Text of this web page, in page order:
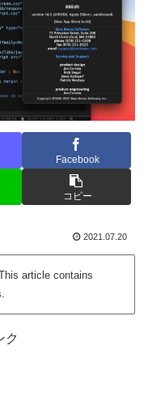
Facebook
コピー
2021.07.20
article contains
ク